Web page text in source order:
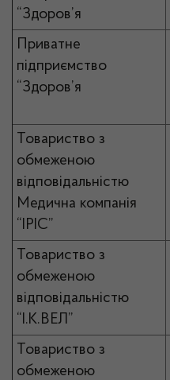
“Здоров’я
Приватне
підприємство
“Здоров’я
Товариство з
обмеженою
відповідальністю
Медична компанія
“ІРІС”
Товариство з
обмеженою
відповідальністю
“І.К.ВЕЛ”
Товариство з
обмеженою